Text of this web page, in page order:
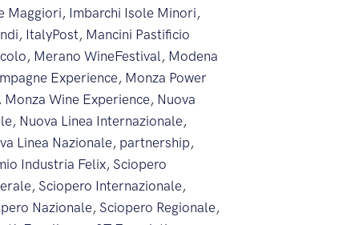
Maggiori, Imbarchi Isole Minori,
, ItalyPost, Mancini Pastificio
, Merano WineFestival , Modena
Experience, Monza Power
Monza Wine Experience, Nuova
, Nuova Linea Internazionale,
Linea Nazionale, partnership,
Industria Felix, Sciopero
, Sciopero Internazionale,
Nazionale, Sciopero Regionale,